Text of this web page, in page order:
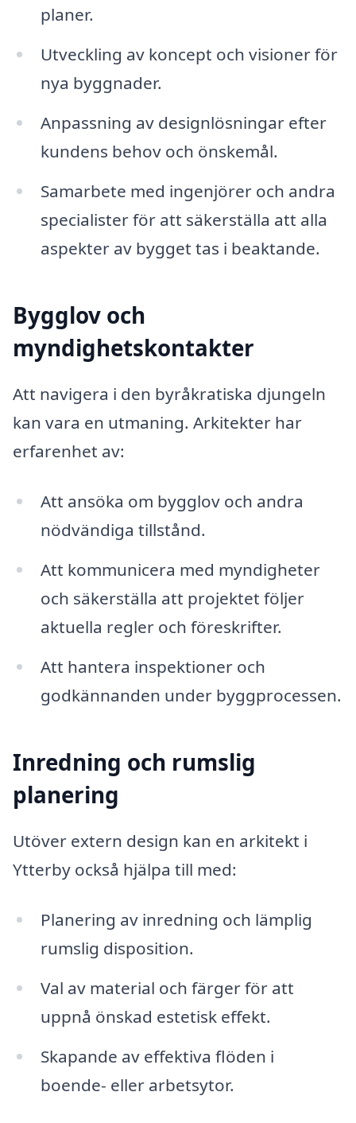
planer.
Utveckling av koncept och visioner för
nya byggnader.
Anpassning av designlösningar efter
kundens behov och önskemål.
Samarbete med ingenjörer och andra
specialister för att säkerställa att alla
aspekter av bygget tas i beaktande.
Bygglov och
myndighetskontakter
Att navigera i den byråkratiska djungeln
kan vara en utmaning. Arkitekter har
erfarenhet av:
Att ansöka om bygglov och andra
nödvändiga tillstånd.
Att kommunicera med myndigheter
och säkerställa att projektet följer
aktuella regler och föreskrifter.
Att hantera inspektioner och
godkännanden under byggprocessen.
Inredning och rumslig
planering
Utöver extern design kan en arkitekt i
Ytterby också hjälpa till med:
Planering av inredning och lämplig
rumslig disposition.
Val av material och färger för att
uppnå önskad estetisk effekt.
Skapande av effektiva flöden i
boende- eller arbetsytor.